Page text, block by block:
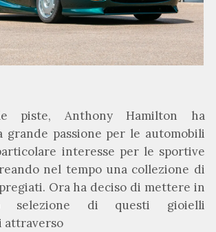
piste, Anthony Hamilton ha
grande passione per le automobili
interesse per le sportive
nel tempo una collezione di
Ora ha deciso di mettere in
selezione di questi gioielli
attraverso